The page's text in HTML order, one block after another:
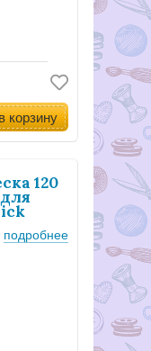
корзину
120
подробнее